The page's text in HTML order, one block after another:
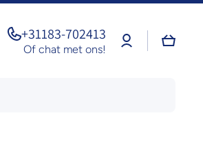
+31183-702413
Of chat met ons!
Log
in